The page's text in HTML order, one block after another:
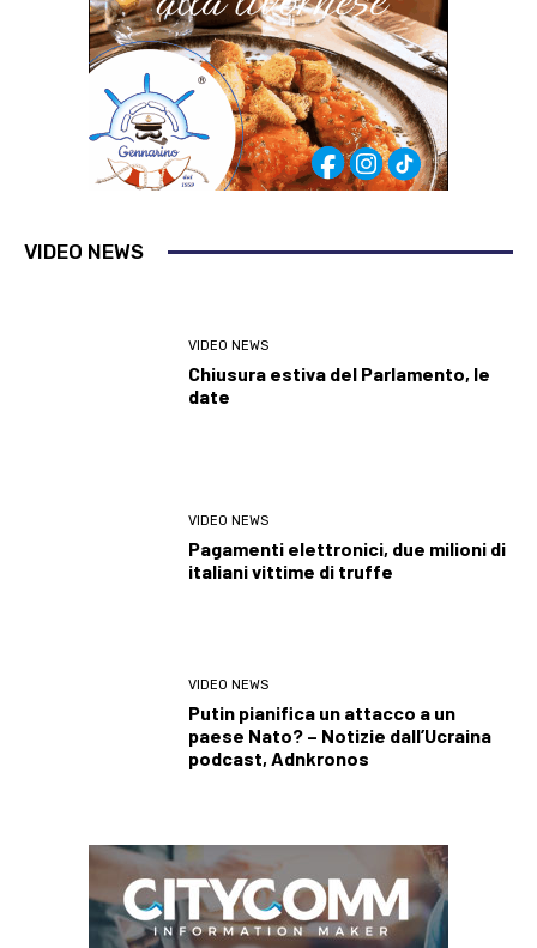
VIDEO NEWS
VIDEO NEWS
Chiusura estiva del Parlamento, le
date
VIDEO NEWS
Pagamenti elettronici, due milioni di
italiani vittime di truffe
VIDEO NEWS
Putin pianifica un attacco a un
paese Nato? – Notizie dall’Ucraina
podcast, Adnkronos